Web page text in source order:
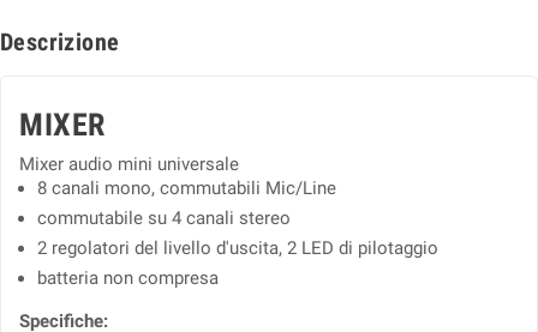
Descrizione
MIXER
Mixer audio mini universale
8 canali mono, commutabili Mic/Line
commutabile su 4 canali stereo
2 regolatori del livello d'uscita, 2 LED di pilotaggio
batteria non compresa
Specifiche: